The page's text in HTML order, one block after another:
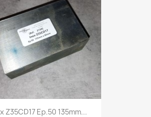
Z35CD17 Ep.50 135mm...